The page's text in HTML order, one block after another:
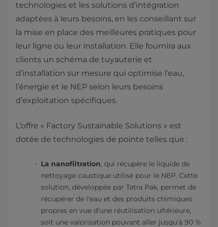
technologies et les solutions d’intégration
adaptées à leurs besoins, en les conseillant sur
la mise en place des meilleures pratiques pour
leur ligne ou leur installation. Elle fournira aux
clients un schéma de tuyauterie et
d’installation sur mesure qui optimise l’eau,
l’énergie et le NEP selon leurs besoins
d’exploitation spécifiques.
L’offre « Factory Sustainable Solutions » est
dotée de technologies de pointe telles que :
La nanofiltration, qui récupère le liquide de
nettoyage caustique utilisé pour le NEP. Cette
solution, développée par Tetra Pak, permet de
récupérer de l'eau et des produits chimiques
propres en vue d'une réutilisation ultérieure,
soit une valorisation pouvant aller jusqu'à 90 %